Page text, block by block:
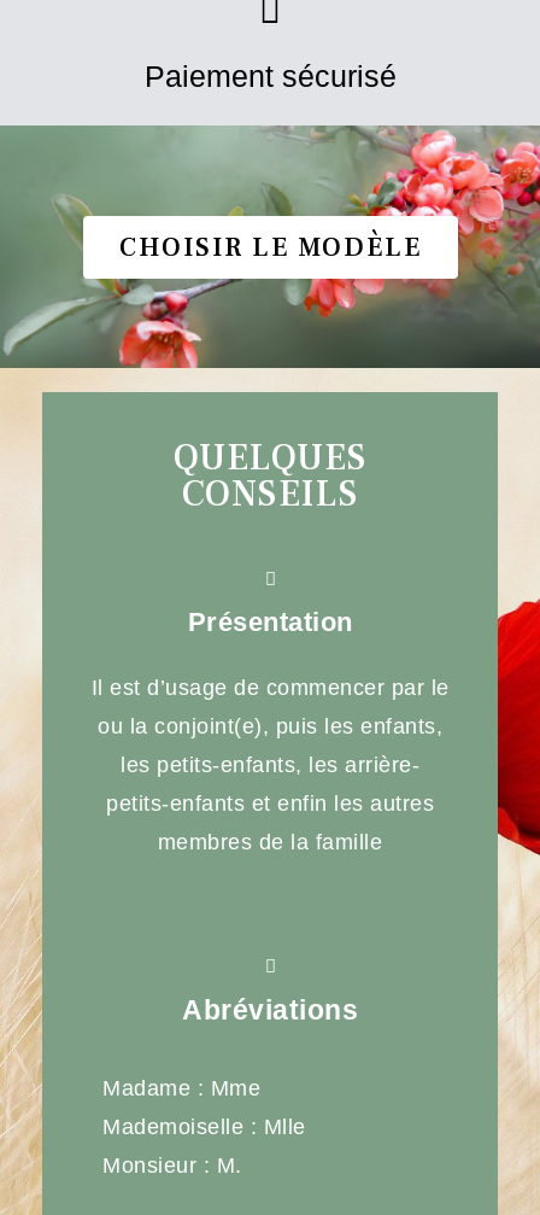
Paiement sécurisé
CHOISIR LE MODÈLE
QUELQUES
CONSEILS
Présentation
Il est d’usage de commencer par le
ou la conjoint(e), puis les enfants,
les petits-enfants, les arrière-
petits-enfants et enfin les autres
membres de la famille
Abréviations
Madame : Mme
Mademoiselle : Mlle
Monsieur : M.